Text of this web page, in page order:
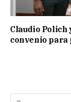
Claudio Polich
convenio